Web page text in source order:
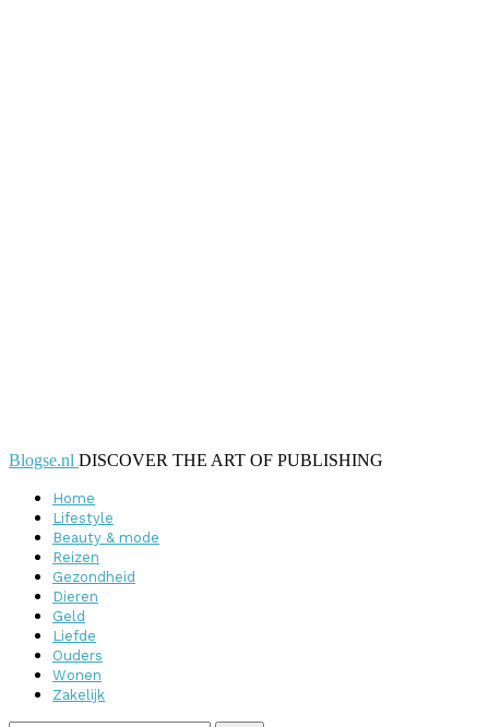
Blogse.nl DISCOVER THE ART OF PUBLISHING
Home
Lifestyle
Beauty & mode
Reizen
Gezondheid
Dieren
Geld
Liefde
Ouders
Wonen
Zakelijk